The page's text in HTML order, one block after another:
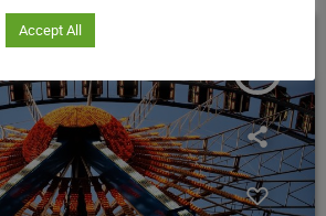
Accept All